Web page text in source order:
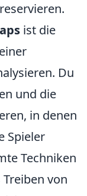
ist die
Du
und die
in denen
Spieler
Techniken
von